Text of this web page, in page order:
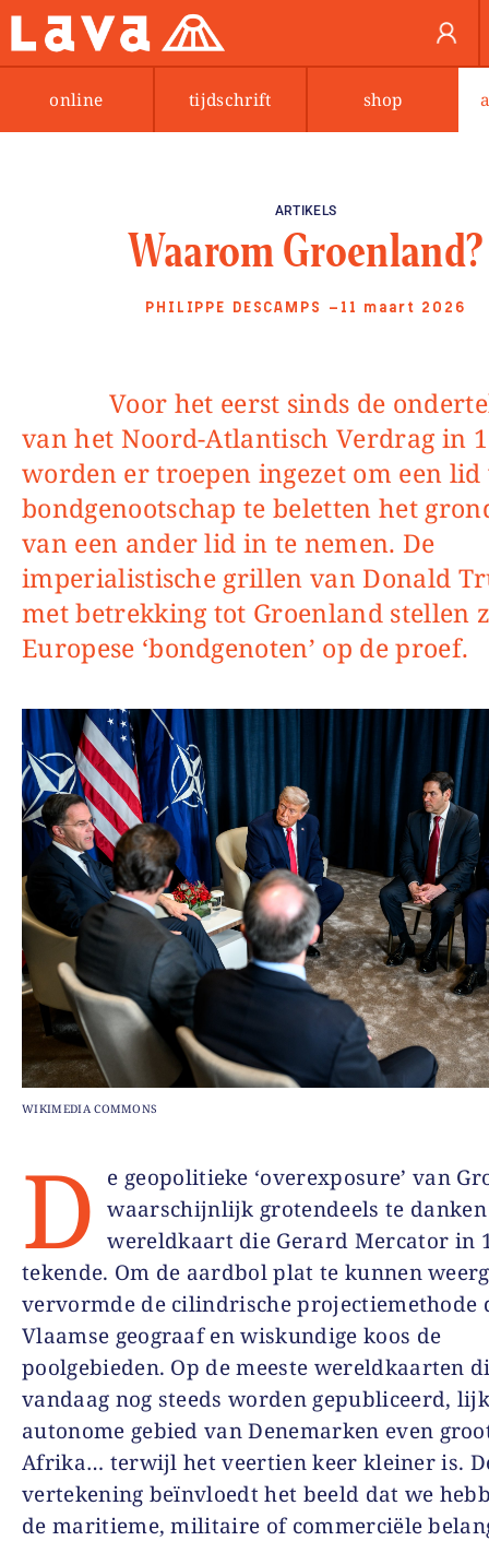
online tijdschrift shop
ARTIKELS
Waarom Groenland?
PHILIPPE DESCAMPS —11 maart 2026
Voor het eerst sinds de ondertekening
van het Noord-Atlantisch Verdrag in
worden er troepen ingezet om een
bondgenootschap te beletten het
van een ander lid in te nemen. De
imperialistische grillen van Donald
met betrekking tot Groenland stellen
Europese ‘bondgenoten’ op de proef.
WIKIMEDIA COMMONS
D
e geopolitieke ‘overexposure’ van
waarschijnlijk grotendeels te
wereldkaart die Gerard Mercator in
tekende. Om de aardbol plat te kunnen
vervormde de cilindrische projectiemethode
Vlaamse geograaf en wiskundige koos de
poolgebieden. Op de meeste wereldkaarten
vandaag nog steeds worden gepubliceerd,
autonome gebied van Denemarken even
Afrika… terwijl het veertien keer kleiner is.
vertekening beïnvloedt het beeld dat we
de maritieme, militaire of commerciële